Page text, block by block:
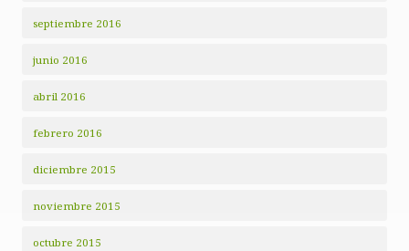
septiembre 2016
junio 2016
abril 2016
febrero 2016
diciembre 2015
noviembre 2015
octubre 2015